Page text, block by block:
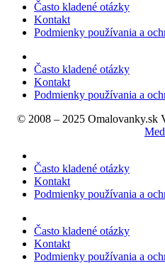
Často kladené otázky
Kontakt
Podmienky používania a
Často kladené otázky
Kontakt
Podmienky používania a
© 2008 – 2025 Omalovanky.sk
Často kladené otázky
Kontakt
Podmienky používania a
Často kladené otázky
Kontakt
Podmienky používania a